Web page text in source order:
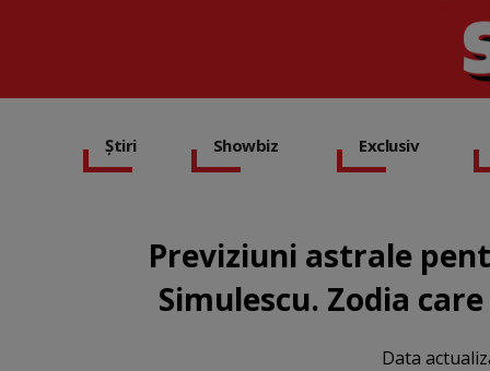
Știri Showbiz Exclusiv
Previziuni astrale
Simulescu. Zodia
Data